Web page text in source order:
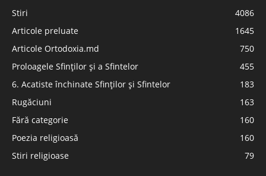
Stiri
4086
Articole preluate
1645
Articole Ortodoxia.md
750
Proloagele Sfinților și a Sfintelor
455
6. Acatiste închinate Sfinților și Sfintelor
183
Rugăciuni
163
Fără categorie
160
Poezia religioasă
160
Stiri religioase
79